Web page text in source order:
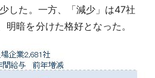
した。一方、「減少」は47社
明暗を分けた格好となった。